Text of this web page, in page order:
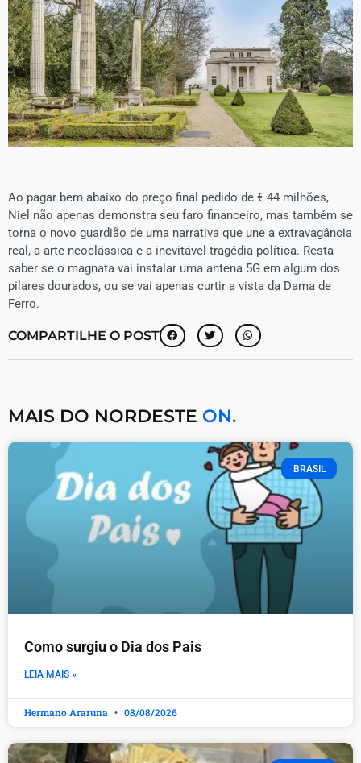
Ao pagar bem abaixo do preço final pedido de € 44 milhões,
Niel não apenas demonstra seu faro financeiro, mas também se
torna o novo guardião de uma narrativa que une a extravagância
real, a arte neoclássica e a inevitável tragédia política. Resta
saber se o magnata vai instalar uma antena 5G em algum dos
pilares dourados, ou se vai apenas curtir a vista da Dama de
Ferro.
COMPARTILHE O POST
MAIS DO NORDESTE ON.
BRASIL
Como surgiu o Dia dos Pais
LEIA MAIS »
Hermano Araruna 08/08/2026